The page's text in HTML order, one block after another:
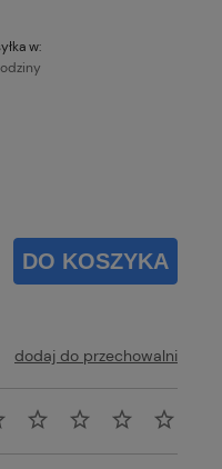
w:
płatności
DO KOSZYKA
dodaj do przechowalni